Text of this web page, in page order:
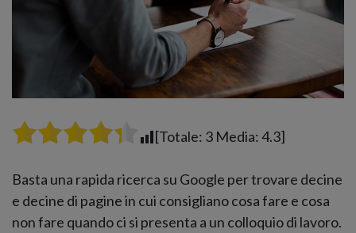
[Totale: 3 Media:4.3]
Basta una rapida ricerca su Google per trovare decine
e decine di pagine in cui consigliano cosa fare e cosa
non fare quando ci si presenta a un colloquio di lavoro.